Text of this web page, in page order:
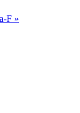
F »